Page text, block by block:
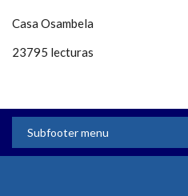
Casa Osambela
23795 lecturas